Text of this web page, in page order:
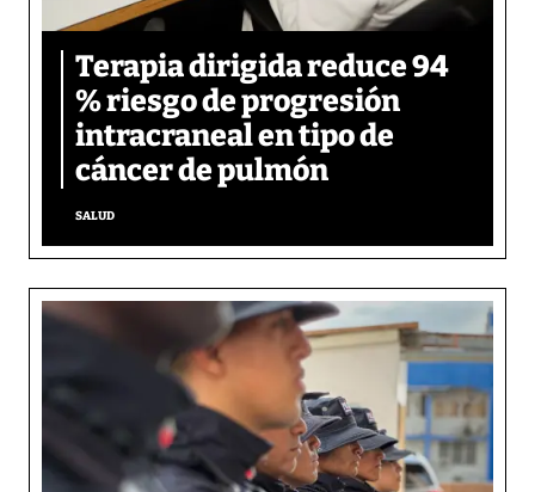
Terapia dirigida reduce 94
% riesgo de progresión
intracraneal en tipo de
cáncer de pulmón
SALUD